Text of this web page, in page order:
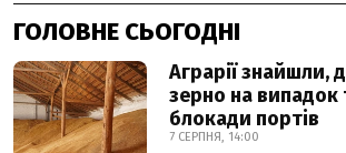
ГОЛОВНЕ СЬОГОДНІ
Аграрії знайшли,
зерно на випадок
блокади портів
7 СЕРПНЯ, 14:00